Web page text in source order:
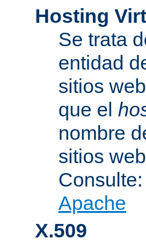
Hosting
Se trata
entidad
sitios
que el
nombre
sitios
Consulte:
Apache
X.509